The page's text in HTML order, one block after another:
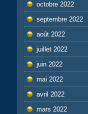
octobre 2022
septembre 2022
août 2022
juillet 2022
juin 2022
mai 2022
avril 2022
mars 2022